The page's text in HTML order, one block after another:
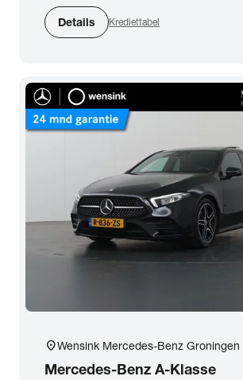
Details Krediettabel
location_onWensink Mercedes-Benz Groningen
Mercedes-Benz A-Klasse